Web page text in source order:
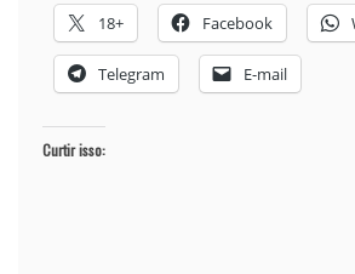
18+ Facebook
Telegram E-mail
Curtir isso: